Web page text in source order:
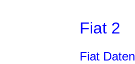
Fiat 2
Fiat Daten